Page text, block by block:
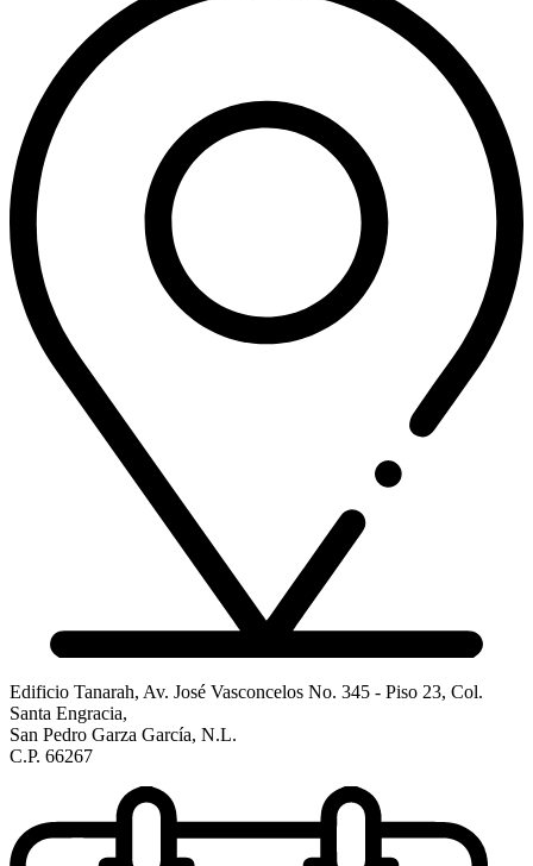
Edificio Tanarah, Av. José Vasconcelos No. 345 - Piso 23, Col.
Santa Engracia,
San Pedro Garza García, N.L.
C.P. 66267